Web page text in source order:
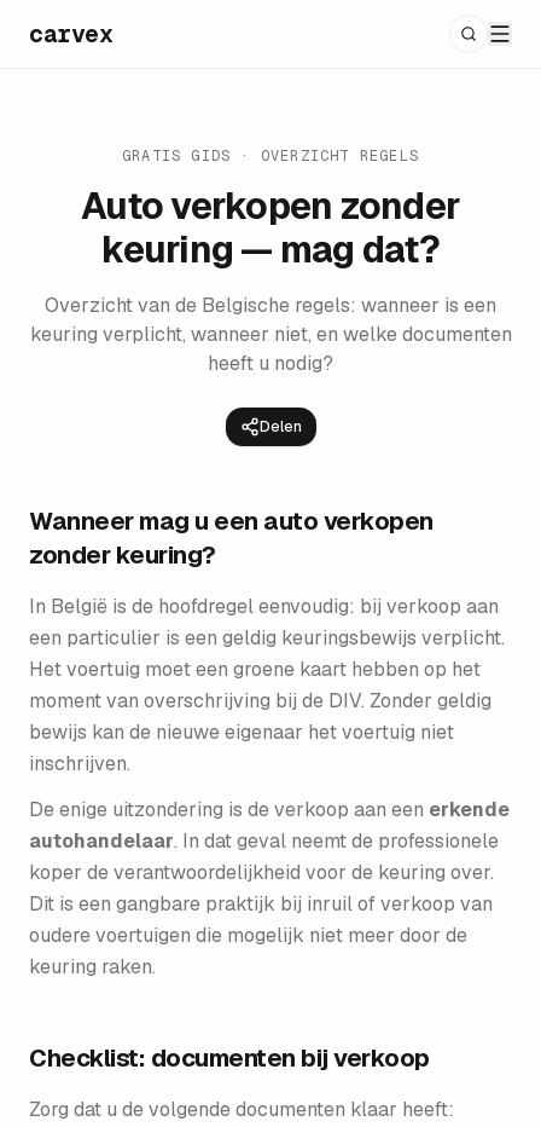
carvex
GRATIS GIDS · OVERZICHT REGELS
Auto verkopen zonder
keuring — mag dat?
Overzicht van de Belgische regels: wanneer is een
keuring verplicht, wanneer niet, en welke documenten
heeft u nodig?
Delen
Wanneer mag u een auto verkopen
zonder keuring?
In België is de hoofdregel eenvoudig: bij verkoop aan
een particulier is een geldig keuringsbewijs verplicht.
Het voertuig moet een groene kaart hebben op het
moment van overschrijving bij de DIV. Zonder geldig
bewijs kan de nieuwe eigenaar het voertuig niet
inschrijven.
De enige uitzondering is de verkoop aan een erkende
autohandelaar. In dat geval neemt de professionele
koper de verantwoordelijkheid voor de keuring over.
Dit is een gangbare praktijk bij inruil of verkoop van
oudere voertuigen die mogelijk niet meer door de
keuring raken.
Checklist: documenten bij verkoop
Zorg dat u de volgende documenten klaar heeft: